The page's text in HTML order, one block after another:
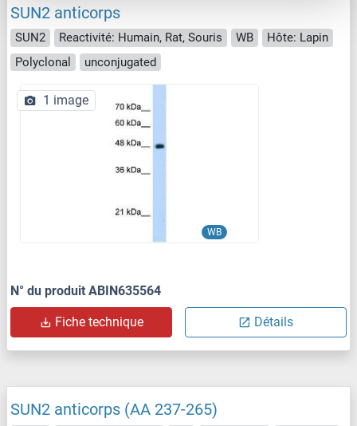
SUN2 anticorps
SUN2 Reactivité: Humain, Rat, Souris WB
Hôte: Lapin
Polyclonal
unconjugated
WB
1 image
N° du produit ABIN635564
Fiche technique Détails
SUN2 anticorps (AA 237-265)